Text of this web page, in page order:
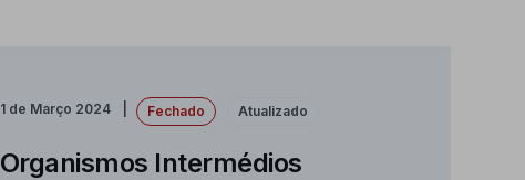
1 de Março 2024 Fechado Atualizado
Organismos Intermédios